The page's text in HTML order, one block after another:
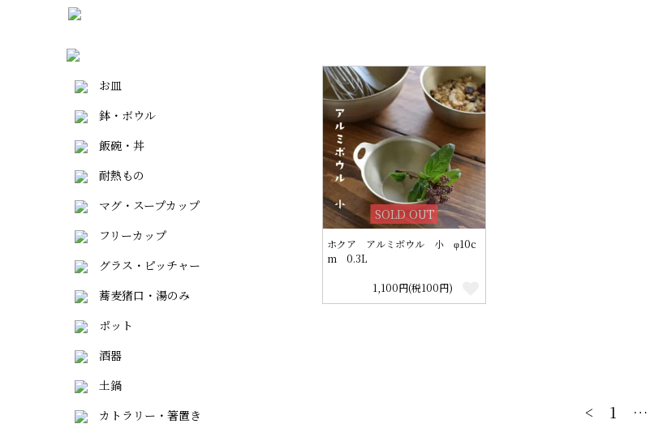
SOLD OUT
ホクア アルミボウル 小 φ10c
m 0.3L
1,100円(税100円)
< 1 …
お皿
鉢・ボウル
飯碗・丼
耐熱もの
マグ・スープカップ
フリーカップ
グラス・ピッチャー
蕎麦猪口・湯のみ
ポット
酒器
土鍋
カトラリー・箸置き